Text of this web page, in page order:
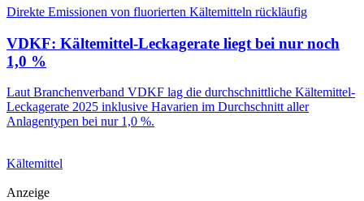
Direkte Emissionen von fluorierten Kältemitteln rückläufig
VDKF: Kältemittel-Leckagerate liegt bei nur noch
1,0 %
Laut Branchenverband VDKF lag die durchschnittliche Kältemittel-
Leckagerate 2025 inklusive Havarien im Durchschnitt aller
Anlagentypen bei nur 1,0 %.
Kältemittel
Anzeige